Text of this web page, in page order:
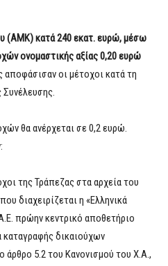
(ΑΜΚ) κατά 240 εκατ. ευρώ, μέσω
ονομαστικής αξίας 0,20 ευρώ
οι μέτοχοι κατά τη
Συνέλευσης.
θα ανέρχεται σε 0,2 ευρώ.
της Τράπεζας στα αρχεία του
διαχειρίζεται η «Ελληνικά
πρώην κεντρικό αποθετήριο
καταγραφής δικαιούχων
5.2 του Κανονισμού του Χ.Α.,